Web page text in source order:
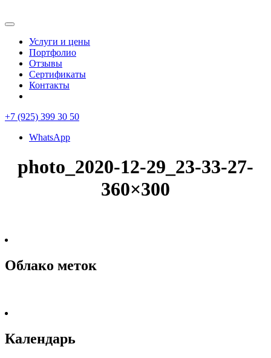
Услуги и цены
Портфолио
Отзывы
Сертификаты
Контакты
+7 (925) 399 30 50
WhatsApp
photo_2020-12-29_23-33-27-
360×300
Облако меток
Календарь